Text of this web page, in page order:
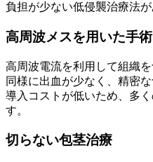
負担が少ない低侵襲治療法が
高周波メスを用いた手術
高周波電流を利用して組織
同様に出血が少なく、精密
導入コストが低いため、多
す。
切らない包茎治療